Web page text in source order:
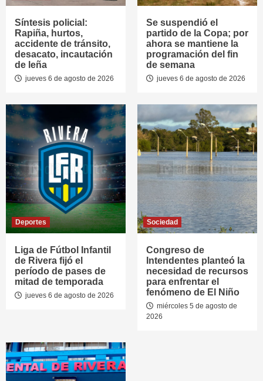
Síntesis policial:
Rapiña, hurtos,
accidente de tránsito,
desacato, incautación
de leña
jueves 6 de agosto de 2026
Se suspendió el
partido de la Copa; por
ahora se mantiene la
programación del fin
de semana
jueves 6 de agosto de 2026
Deportes
Liga de Fútbol Infantil
de Rivera fijó el
período de pases de
mitad de temporada
jueves 6 de agosto de 2026
Sociedad
Congreso de
Intendentes planteó la
necesidad de recursos
para enfrentar el
fenómeno de El Niño
miércoles 5 de agosto de
2026